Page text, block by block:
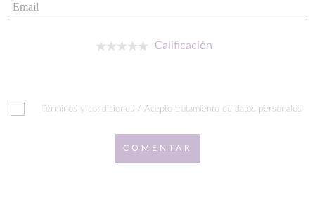
Calificación
Términos y condiciones / Acepto tratamiento de datos personales
COMENTAR